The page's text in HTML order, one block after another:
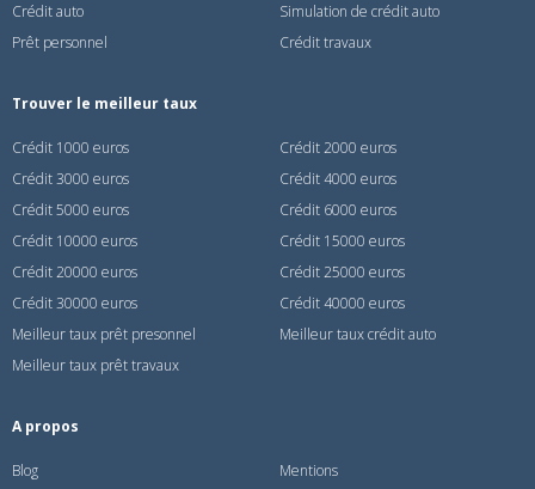
Crédit auto
Simulation de crédit auto
Prêt personnel
Crédit travaux
Trouver le meilleur taux
Crédit 1000 euros
Crédit 2000 euros
Crédit 3000 euros
Crédit 4000 euros
Crédit 5000 euros
Crédit 6000 euros
Crédit 10000 euros
Crédit 15000 euros
Crédit 20000 euros
Crédit 25000 euros
Crédit 30000 euros
Crédit 40000 euros
Meilleur taux prêt presonnel
Meilleur taux crédit auto
Meilleur taux prêt travaux
A propos
Blog Mentions